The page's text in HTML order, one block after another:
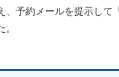
、予約メールを提示して
。